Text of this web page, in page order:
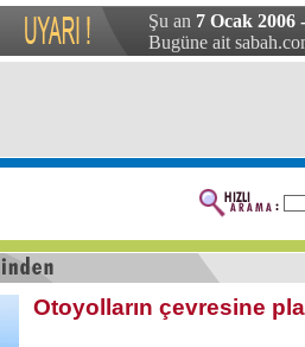
Şu an 7 Ocak 2006
Bugüne ait
Otoyolların çevresine